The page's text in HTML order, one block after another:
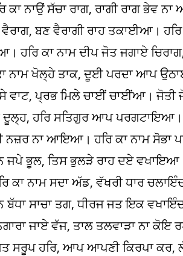
ਨਾਉਂ ਸੱਚਾ ਰਾਗ, ਰਾਗੀ ਰਾਗ ਭੇਵ
ਬਣ ਵੈਰਾਗੀ ਰਾਹ ਤਕਾਈਆ।
ਕਾ ਨਾਮ ਦੀਪ ਜੋਤ ਜਗਾਏ
ਨਾਮ ਖੋਲ੍ਹੇ ਤਾਕ, ਦੂਈ ਪਰਦਾ ਆਪ
ਵਾਟ, ਪ੍ਰਭ ਮਿਲੇ ਚਾਈਂ ਚਾਈਂਆ।
ਦੂਲ੍ਹ, ਹਰਿ ਸਤਿਗੁਰ ਆਪ
ਨਜ਼ਰ ਨਾ ਆਇਆ। ਹਰਿ ਕਾ ਨਾਮ ਸੋਭਾ
ਜਪੇ ਭੂਲ, ਤਿਸ ਭੁਲੜੇ ਰਾਹ ਦਏ
ਨਾਮ ਸਦਾ ਅੱਡ, ਵੱਖਰੀ ਧਾਰ
ਬੱਧਾ ਸਾਚਾ ਤਗ, ਧੀਰਜ ਜਤ ਇਕ
ਜਾਏ ਵੱਜ, ਤਾਲ ਤਲਵਾੜਾ ਨਾ
ਸਰੂਪ ਹਰਿ, ਆਪ ਆਪਣੀ ਕਿਰਪਾ ਕਰ,